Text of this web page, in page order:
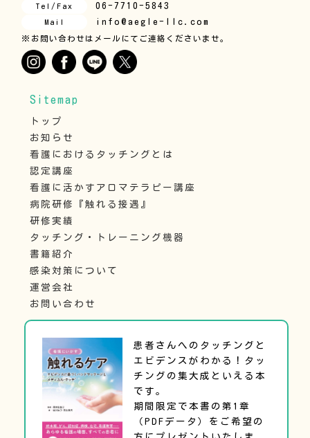
Tel/Fax 06-7710-5843
Mail info@aegle-llc.com
※お問い合わせはメールにてご連絡くださいませ。
Sitemap
トップ
お知らせ
看護におけるタッチングとは
認定講座
看護に活かすアロマテラピー講座
病院研修『触れる接遇』
研修実績
タッチング・トレーニング機器
書籍紹介
感染対策について
運営会社
お問い合わせ
患者さんへのタッチングと
エビデンスがわかる！タッ
チングの集大成といえる本
です。
期間限定で本書の第1章
（PDFデータ）をご希望の